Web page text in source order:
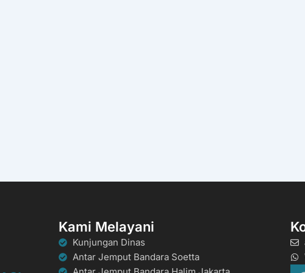
Kami Melayani
Kunjungan Dinas
Antar Jemput Bandara Soetta